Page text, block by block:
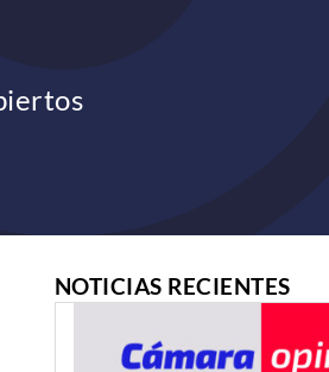
NOTICIAS RECIENTES